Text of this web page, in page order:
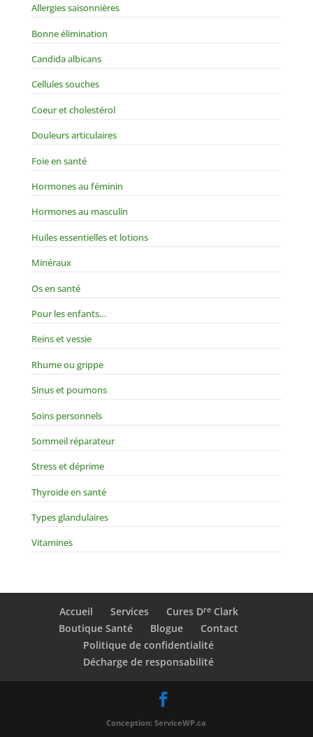
Allergies saisonnières
Bonne élimination
Candida albicans
Cellules souches
Coeur et cholestérol
Douleurs articulaires
Foie en santé
Hormones au féminin
Hormones au masculin
Huiles essentielles et lotions
Minéraux
Os en santé
Pour les enfants…
Reins et vessie
Rhume ou grippe
Sinus et poumons
Soins personnels
Sommeil réparateur
Stress et déprime
Thyroïde en santé
Types glandulaires
Vitamines
Accueil Services Cures DreClark
Boutique Santé
Blogue
Contact
Politique de confidentialité
Décharge de responsabilité
Conception: ServiceWP.ca